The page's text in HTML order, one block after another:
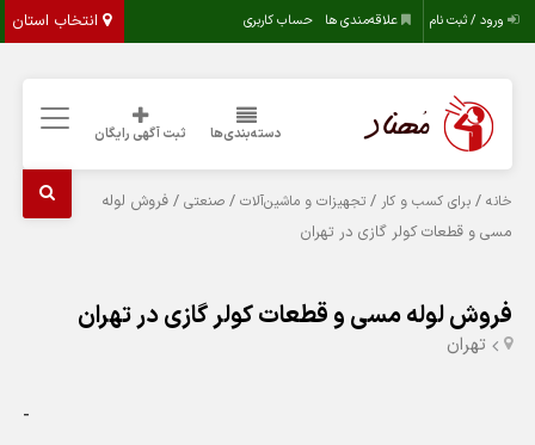
انتخاب استان ورود / ثبت نام علاقه‌مندی ها حساب کاربری
دسته‌بندی‌ها ثبت آگهی رایگان
خانه /برای کسب و کار /تجهیزات و ماشین‌آلات /صنعتی / فروش لوله
مسی و قطعات کولر گازی در تهران
فروش لوله مسی و قطعات کولر گازی در تهران
تهران
-